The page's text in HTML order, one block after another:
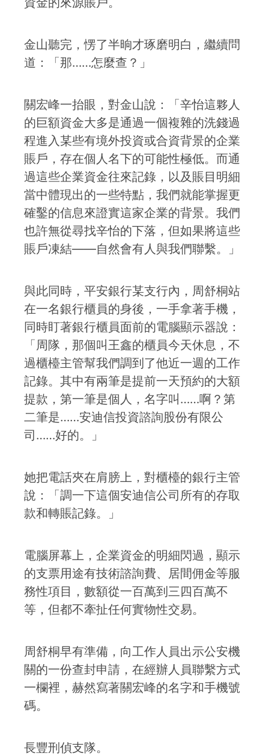
金山聽完，愣了半晌才琢磨明白，繼續問
道：「那……怎麼查？」
關宏峰一抬眼，對金山說：「辛怡這夥人
的巨額資金大多是通過一個複雜的洗錢過
程進入某些有境外投資或合資背景的企業
賬戶，存在個人名下的可能性極低。而通
過這些企業資金往來記錄，以及賬目明細
當中體現出的一些特點，我們就能掌握更
確鑿的信息來證實這家企業的背景。我們
也許無從尋找辛怡的下落，但如果將這些
賬戶凍結——自然會有人與我們聯繫。」
與此同時，平安銀行某支行內，周舒桐站
在一名銀行櫃員的身後，一手拿著手機，
同時盯著銀行櫃員面前的電腦顯示器說：
「周隊，那個叫王鑫的櫃員今天休息，不
過櫃檯主管幫我們調到了他近一週的工作
記錄。其中有兩筆是提前一天預約的大額
提款，第一筆是個人，名字叫……啊？第
二筆是……安迪信投資諮詢股份有限公
司……好的。」
她把電話夾在肩膀上，對櫃檯的銀行主管
說：「調一下這個安迪信公司所有的存取
款和轉賬記錄。」
電腦屏幕上，企業資金的明細閃過，顯示
的支票用途有技術諮詢費、居間佣金等服
務性項目，數額從一百萬到三四百萬不
等，但都不牽扯任何實物性交易。
周舒桐早有準備，向工作人員出示公安機
關的一份查封申請，在經辦人員聯繫方式
一欄裡，赫然寫著關宏峰的名字和手機號
碼。
長豐刑偵支隊。